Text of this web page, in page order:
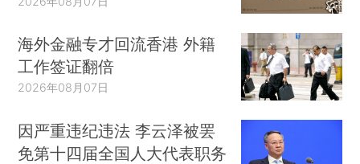
海外金融专才回流香港 外籍
工作签证翻倍
2026年08月07日
因严重违纪违法 李云泽被罢
免第十四届全国人大代表职务